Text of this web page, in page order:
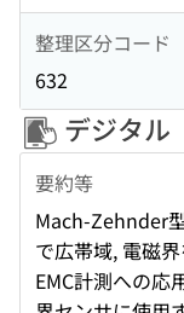
整理区分コード
632
デジタル
要約等
Mach-Zehnder
で広帯域, 電磁
EMC計測への応